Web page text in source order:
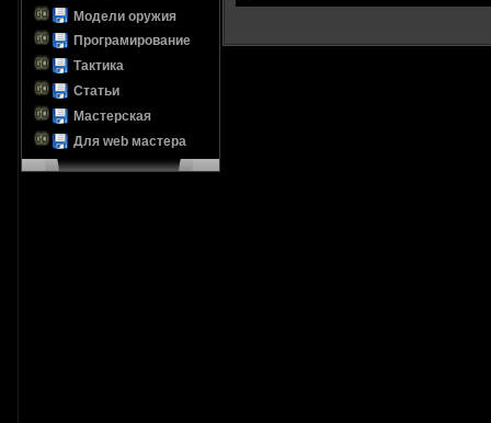
Модели оружия
Програмирование
Тактика
Статьи
Мастерская
Для web мастера